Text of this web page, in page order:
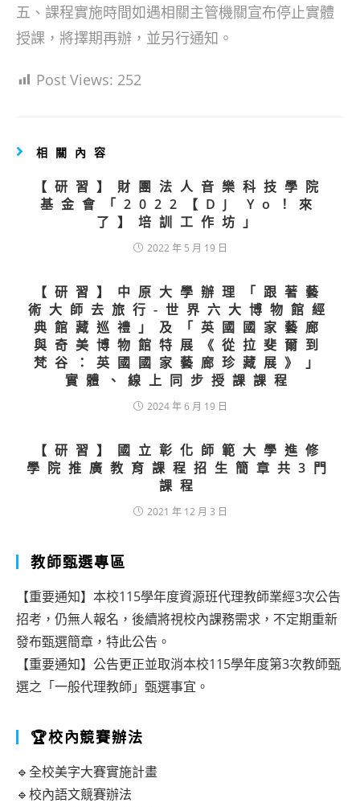
五、課程實施時間如遇相關主管機關宣布停止實體
授課，將擇期再辦，並另行通知。
Post Views: 252
相關內容
【研習】財團法人音樂科技學院
基金會「2022【DJ Yo！來
了】培訓工作坊」
2022 年 5 月 19 日
【研習】中原大學辦理「跟著藝
術大師去旅行-世界六大博物館經
典館藏巡禮」及「英國國家藝廊
與奇美博物館特展《從拉斐爾到
梵谷：英國國家藝廊珍藏展》」
實體、線上同步授課課程
2024 年 6 月 19 日
【研習】國立彰化師範大學進修
學院推廣教育課程招生簡章共3門
課程
2021 年 12 月 3 日
教師甄選專區
【重要通知】本校115學年度資源班代理教師業經3次公告
招考，仍無人報名，後續將視校內課務需求，不定期重新
發布甄選簡章，特此公告。
【重要通知】公告更正並取消本校115學年度第3次教師甄
選之「一般代理教師」甄選事宜。
🏆校內競賽辦法
🔹全校美字大賽實施計畫
🔹校內語文競賽辦法